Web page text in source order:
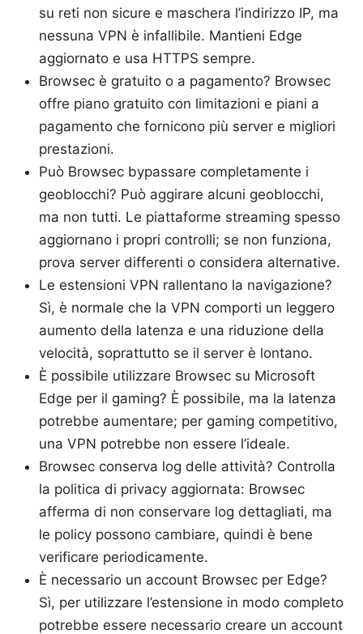
su reti non sicure e maschera l’indirizzo IP, ma
nessuna VPN è infallibile. Mantieni Edge
aggiornato e usa HTTPS sempre.
Browsec è gratuito o a pagamento? Browsec
offre piano gratuito con limitazioni e piani a
pagamento che fornicono più server e migliori
prestazioni.
Può Browsec bypassare completamente i
geoblocchi? Può aggirare alcuni geoblocchi,
ma non tutti. Le piattaforme streaming spesso
aggiornano i propri controlli; se non funziona,
prova server differenti o considera alternative.
Le estensioni VPN rallentano la navigazione?
Sì, è normale che la VPN comporti un leggero
aumento della latenza e una riduzione della
velocità, soprattutto se il server è lontano.
È possibile utilizzare Browsec su Microsoft
Edge per il gaming? È possibile, ma la latenza
potrebbe aumentare; per gaming competitivo,
una VPN potrebbe non essere l’ideale.
Browsec conserva log delle attività? Controlla
la politica di privacy aggiornata: Browsec
afferma di non conservare log dettagliati, ma
le policy possono cambiare, quindi è bene
verificare periodicamente.
È necessario un account Browsec per Edge?
Sì, per utilizzare l’estensione in modo completo
potrebbe essere necessario creare un account